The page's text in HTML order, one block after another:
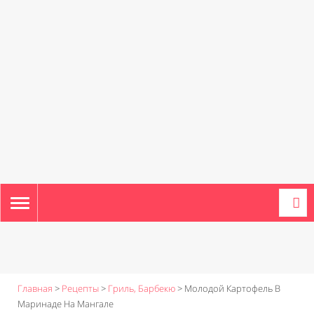
TOGGLE
NAVIGATION
Главная > Рецепты> Гриль, Барбекю> Молодой Картофель В
Маринаде На Мангале